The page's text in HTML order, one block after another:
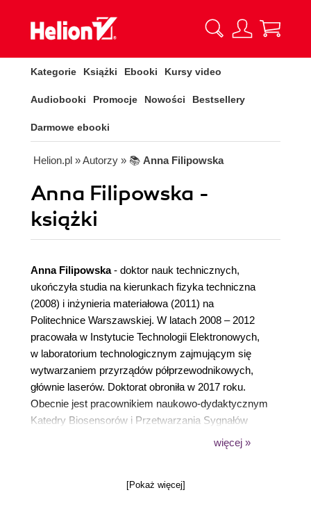
Kategorie Książki Ebooki Kursy video
Audiobooki Promocje Nowości Bestsellery
Darmowe ebooki
Helion.pl » Autorzy » 📚 Anna Filipowska
Anna Filipowska -
książki
Anna Filipowska- doktor nauk technicznych,
ukończyła studia na kierunkach fizyka techniczna
(2008) i inżynieria materiałowa (2011) na
Politechnice Warszawskiej. W latach 2008 – 2012
pracowała w Instytucie Technologii Elektronowych,
w laboratorium technologicznym zajmującym się
wytwarzaniem przyrządów półprzewodnikowych,
głównie laserów. Doktorat obroniła w 2017 roku.
Obecnie jest pracownikiem naukowo-dydaktycznym
Katedry Biosensorów i Przetwarzania Sygnałów
więcej »
[Pokaż więcej]